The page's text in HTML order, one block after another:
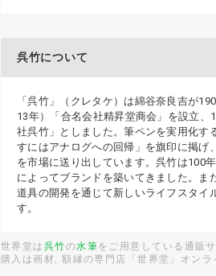
呉竹について
「呉竹」（クレタケ）は綿谷奈良吉が
13年）「合名会社精昇堂商会」を設立
社呉竹」としました。筆ペンを実用化す
すにはアナログへの回帰」を旗印に掲げ
を市場に送り出しています。呉竹は100
によってブランドを築いてきました。
道具の開発を通じて新しいライフスタイ
す。
世界堂は 呉竹の水筆をご用意している通販
購入は画材, 額縁の専門店「世界堂」オン